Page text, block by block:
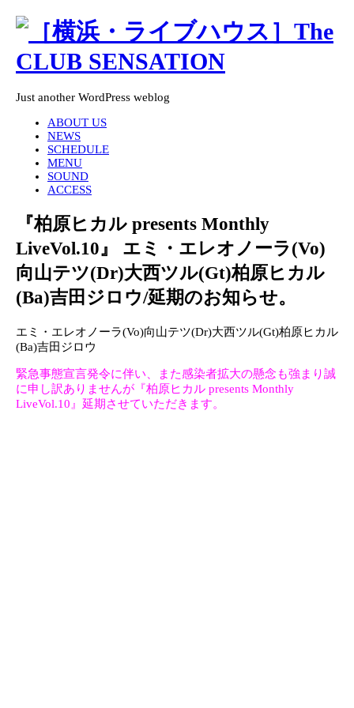
Just another WordPress weblog
ABOUT US
NEWS
SCHEDULE
MENU
SOUND
ACCESS
『柏原ヒカル presents Monthly
LiveVol.10』 エミ・エレオノーラ(Vo)
向山テツ(Dr)大西ツル(Gt)柏原ヒカル
(Ba)吉田ジロウ/延期のお知らせ。
エミ・エレオノーラ(Vo)向山テツ(Dr)大西ツル(Gt)柏原ヒカル
(Ba)吉田ジロウ
緊急事態宣言発令に伴い、また感染者拡大の懸念も強まり誠
に申し訳ありませんが『柏原ヒカル presents Monthly
LiveVol.10』延期させていただきます。